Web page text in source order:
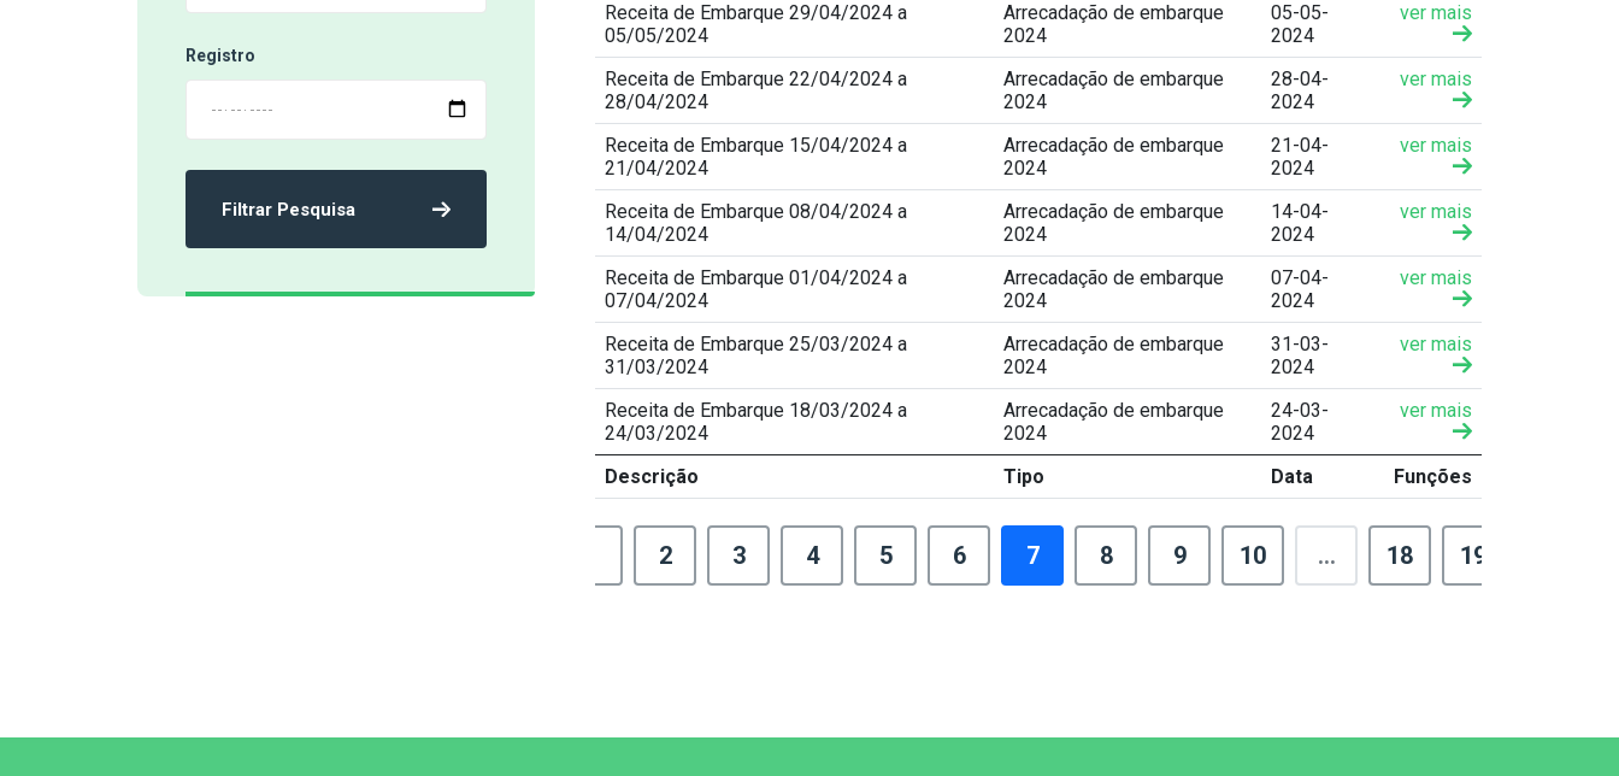
Registro
Filtrar Pesquisa
Receita de Embarque 29/04/2024 a
05/05/2024
Arrecadação de embarque
2024
05-05-
2024
ver mais
Receita de Embarque 22/04/2024 a
28/04/2024
Arrecadação de embarque
2024
28-04-
2024
ver mais
Receita de Embarque 15/04/2024 a
21/04/2024
Arrecadação de embarque
2024
21-04-
2024
ver mais
Receita de Embarque 08/04/2024 a
14/04/2024
Arrecadação de embarque
2024
14-04-
2024
ver mais
Receita de Embarque 01/04/2024 a
07/04/2024
Arrecadação de embarque
2024
07-04-
2024
ver mais
Receita de Embarque 25/03/2024 a
31/03/2024
Arrecadação de embarque
2024
31-03-
2024
ver mais
Receita de Embarque 18/03/2024 a
24/03/2024
Arrecadação de embarque
2024
24-03-
2024
ver mais
Descrição Tipo Data Funções
2 3 4 5 6 7 8 9 10 ... 18 19